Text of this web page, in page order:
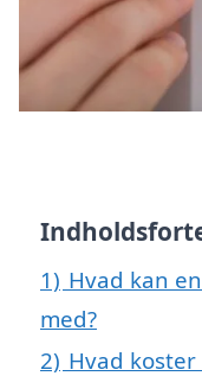
1) Hvad kan
med?
2) Hvad koster